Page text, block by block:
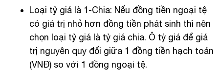
Loại tỷ giá là 1-Chia: Nếu đồng tiền ngoại tệ
có giá trị nhỏ hơn đồng tiền phát sinh thì nên
chọn loại tỷ giá là tỷ giá chia. Ô tỷ giá để giá
trị nguyên quy đổi giữa 1 đồng tiền hạch toán
(VNĐ) so với 1 đồng ngoại tệ.